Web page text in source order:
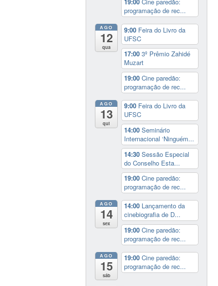
19:00Cine paredão:
programação de rec...
AGO
12
qua
9:00 Feira do Livro da
UFSC
17:003º Prêmio Zahidé
Muzart
19:00Cine paredão:
programação de rec...
AGO
13
qui
9:00 Feira do Livro da
UFSC
14:00Seminário
Internacional ‘Ninguém...
14:30Sessão Especial
do Conselho Esta...
19:00Cine paredão:
programação de rec...
AGO
14
sex
14:00 Lançamento da
cinebiografia de D...
19:00Cine paredão:
programação de rec...
AGO
15
sáb
19:00Cine paredão:
programação de rec...